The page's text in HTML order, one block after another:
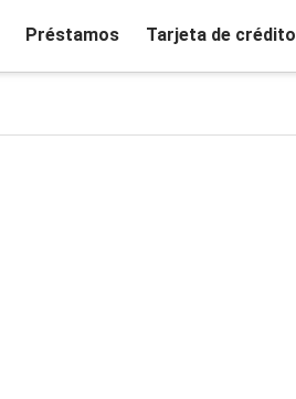
Préstamos Tarjeta de crédito